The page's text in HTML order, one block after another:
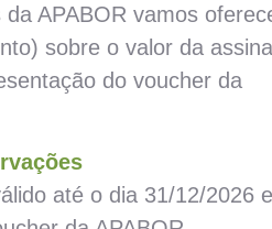
APABOR vamos
sobre o valor da
do voucher da
até o dia 31/12/2026